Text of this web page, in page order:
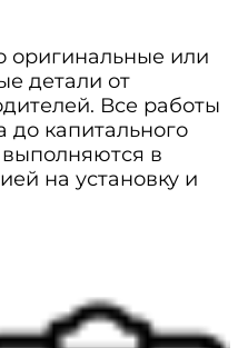
оригинальные или
детали от
Все работы
до капитального
в
на установку и